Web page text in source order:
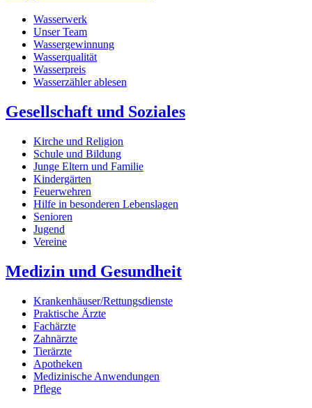
Wasserwerk
Unser Team
Wassergewinnung
Wasserqualität
Wasserpreis
Wasserzähler ablesen
Gesellschaft und Soziales
Kirche und Religion
Schule und Bildung
Junge Eltern und Familie
Kindergärten
Feuerwehren
Hilfe in besonderen Lebenslagen
Senioren
Jugend
Vereine
Medizin und Gesundheit
Krankenhäuser/Rettungsdienste
Praktische Ärzte
Fachärzte
Zahnärzte
Tierärzte
Apotheken
Medizinische Anwendungen
Pflege